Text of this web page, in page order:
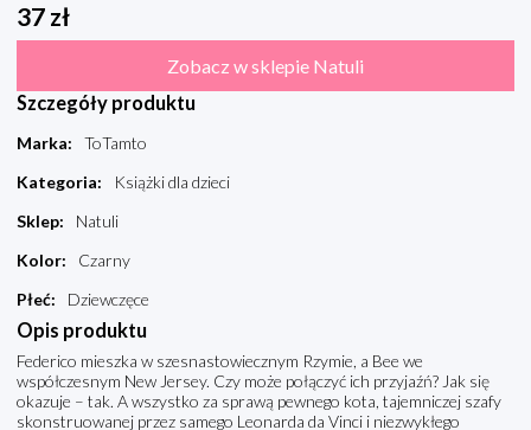
37 zł
Zobacz w sklepie Natuli
Szczegóły produktu
Marka:
ToTamto
Kategoria:
Książki dla dzieci
Sklep:
Natuli
Kolor:
Czarny
Płeć: Dziewczęce
Opis produktu
Federico mieszka w szesnastowiecznym Rzymie, a Bee we
współczesnym New Jersey. Czy może połączyć ich przyjaźń? Jak się
okazuje – tak. A wszystko za sprawą pewnego kota, tajemniczej szafy
skonstruowanej przez samego Leonarda da Vinci i niezwykłego